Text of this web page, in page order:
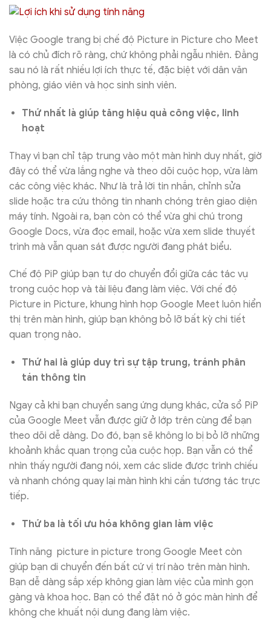
Việc Google trang bị chế độ Picture in Picture cho Meet
là có chủ đích rõ ràng, chứ không phải ngẫu nhiên. Đằng
sau nó là rất nhiều lợi ích thực tế, đặc biệt với dân văn
phòng, giáo viên và học sinh sinh viên.
Thứ nhất là giúp tăng hiệu quả công việc, linh
hoạt
Thay vì bạn chỉ tập trung vào một màn hình duy nhất, giờ
đây có thể vừa lắng nghe và theo dõi cuộc họp, vừa làm
các công việc khác. Như là trả lời tin nhắn, chỉnh sửa
slide hoặc tra cứu thông tin nhanh chóng trên giao diện
máy tính. Ngoài ra, bạn còn có thể vừa ghi chú trong
Google Docs, vừa đọc email, hoặc vừa xem slide thuyết
trình mà vẫn quan sát được người đang phát biểu.
Chế độ PiP giúp bạn tự do chuyển đổi giữa các tác vụ
trong cuộc họp và tài liệu đang làm việc. Với chế độ
Picture in Picture, khung hình họp Google Meet luôn hiển
thị trên màn hình, giúp bạn không bỏ lỡ bất kỳ chi tiết
quan trọng nào.
Thứ hai là giúp duy trì sự tập trung, tránh phân
tán thông tin
Ngay cả khi bạn chuyển sang ứng dụng khác, cửa sổ PiP
của Google Meet vẫn được giữ ở lớp trên cùng để bạn
theo dõi dễ dàng. Do đó, bạn sẽ không lo bị bỏ lỡ những
khoảnh khắc quan trọng của cuộc họp. Bạn vẫn có thể
nhìn thấy người đang nói, xem các slide được trình chiếu
và nhanh chóng quay lại màn hình khi cần tương tác trực
tiếp.
Thứ ba là tối ưu hóa không gian làm việc
Tính năng picture in picture trong Google Meet còn
giúp bạn di chuyển đến bất cứ vị trí nào trên màn hình.
Bạn dễ dàng sắp xếp không gian làm việc của mình gọn
gàng và khoa học. Bạn có thể đặt nó ở góc màn hình để
không che khuất nội dung đang làm việc.